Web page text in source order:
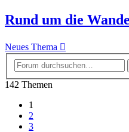
Rund um die
Neues Thema
142 Themen
1
2
3